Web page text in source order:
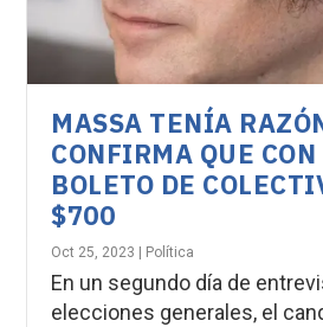
MASSA TENÍA
CONFIRMA QUE CON
BOLETO DE
$700
Oct 25, 2023 Política
En un segundo día de
elecciones generales, el